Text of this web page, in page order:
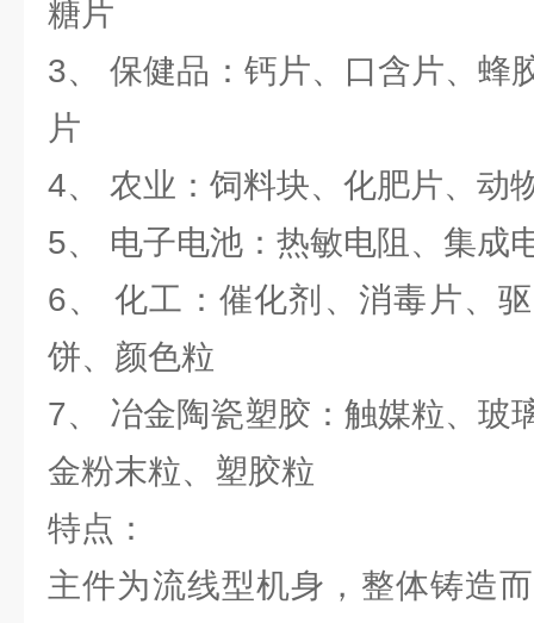
糖片
3、 保健品：钙片、口含片、蜂
片
4、 农业：饲料块、化肥片、动
5、 电子电池：热敏电阻、集成
6、 化工：催化剂、消毒片、
饼、颜色粒
7、 冶金陶瓷塑胶：触媒粒、玻
金粉末粒、塑胶粒
特点：
主件为流线型机身，整体铸造